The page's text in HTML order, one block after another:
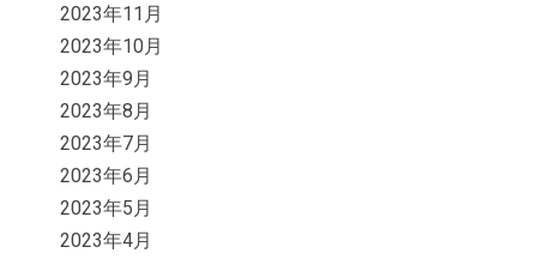
2023年11月
2023年10月
2023年9月
2023年8月
2023年7月
2023年6月
2023年5月
2023年4月